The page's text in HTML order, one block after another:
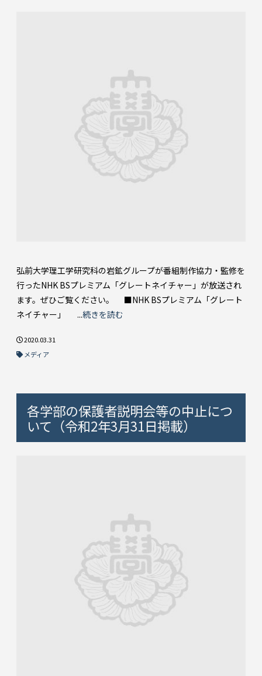
弘前大学理工学研究科の岩鉱グループが番組制作協力・監修を
行ったNHK BSプレミアム「グレートネイチャー」が放送され
ます。ぜひご覧ください。 ■NHK BSプレミアム「グレート
ネイチャー」 ...続きを読む
2020.03.31
メディア
各学部の保護者説明会等の中止につ
いて（令和2年3月31日掲載）